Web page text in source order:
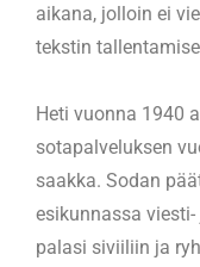
aikana, jolloin ei
tekstin
Heti vuonna 1940
sotapalveluksen
saakka. Sodan
esikunnassa
palasi siviiliin ja